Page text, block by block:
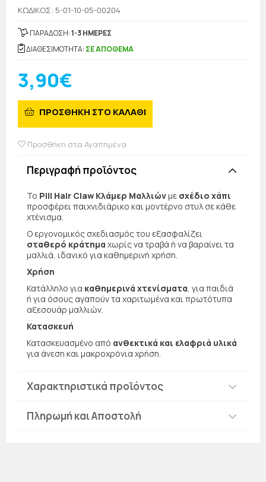
KΩΔΙΚΟΣ: 5-01-10-05-00204
ΠΑΡΑΔΟΣΗ:1-3 ΗΜΕΡΕΣ
ΔΙΑΘΕΣΙΜΟΤΗΤΑ: ΣΕ ΑΠΟΘΕΜΑ
3,90€
ΠΡΟΣΘΗΚΗ ΣΤΟ ΚΑΛΑΘΙ
Προσθήκη στα Αγαπημένα
Περιγραφή προϊόντος
Το Pill Hair Claw Κλάμερ Μαλλιώνμε σχέδιο χάπι
προσφέρει παιχνιδιάρικο και μοντέρνο στυλ σε κάθε
χτένισμα.
Ο εργονομικός σχεδιασμός του εξασφαλίζει
σταθερό κράτημα χωρίς να τραβά ή να βαραίνει τα
μαλλιά, ιδανικό για καθημερινή χρήση.
Χρήση
Κατάλληλο για καθημερινά χτενίσματα , για παιδιά
ή για όσους αγαπούν τα χαριτωμένα και πρωτότυπα
αξεσουάρ μαλλιών.
Κατασκευή
Κατασκευασμένο από ανθεκτικά και ελαφριά υλικά
για άνεση και μακροχρόνια χρήση.
Χαρακτηριστικά προϊόντος
Πληρωμή και Αποστολή